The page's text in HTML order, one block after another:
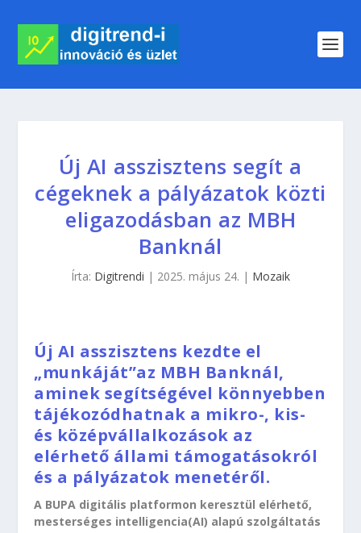
Új AI asszisztens segít a
cégeknek a pályázatok közti
eligazodásban az MBH
Banknál
Írta: Digitrendi | 2025. május 24. | Mozaik
Új AI asszisztens kezdte el
„munkáját”az MBH Banknál,
aminek segítségével könnyebben
tájékozódhatnak a mikro-, kis-
és középvállalkozások az
elérhető állami támogatásokról
és a pályázatok menetéről.
A BUPA digitális platformon keresztül elérhető,
mesterséges intelligencia(AI) alapú szolgáltatás